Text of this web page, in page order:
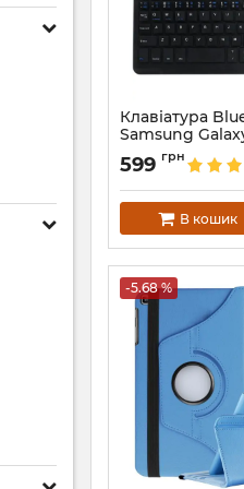
Клавіатура
Samsung
Артикул:1924
599 грн
В кошик
-5.68 %